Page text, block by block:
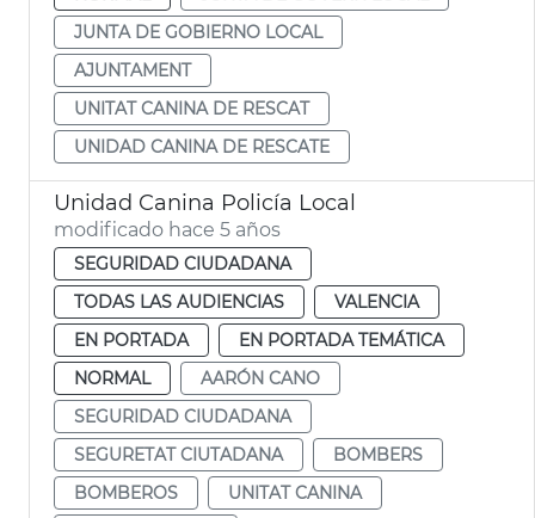
JUNTA DE GOBIERNO LOCAL
AJUNTAMENT
UNITAT CANINA DE RESCAT
UNIDAD CANINA DE RESCATE
Unidad Canina Policía Local
modificado hace 5 años
SEGURIDAD CIUDADANA
TODAS LAS AUDIENCIAS
VALENCIA
EN PORTADA
EN PORTADA TEMÁTICA
NORMAL
AARÓN CANO
SEGURIDAD CIUDADANA
SEGURETAT CIUTADANA
BOMBERS
BOMBEROS
UNITAT CANINA